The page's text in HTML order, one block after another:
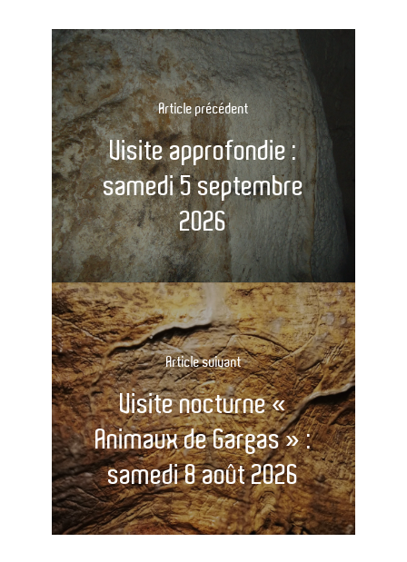
Article précédent
Visite approfondie :
samedi 5 septembre
2026
Article suivant
Visite nocturne «
Animaux de Gargas » :
samedi 8 août 2026